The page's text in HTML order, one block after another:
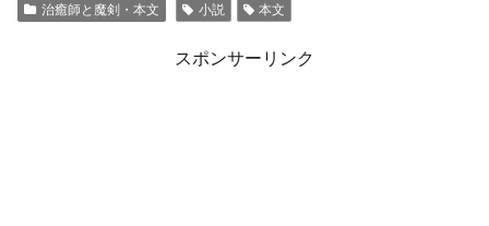
治癒師と魔剣・本文 小説 本文
スポンサーリンク